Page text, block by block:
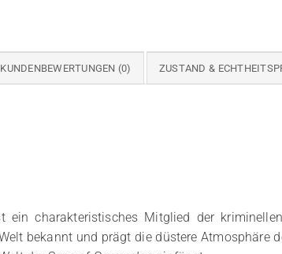
KUNDENBEWERTUNGEN (0) ZUSTAND &
ein charakteristisches Mitglied der
bekannt und prägt die düstere Atmosphäre